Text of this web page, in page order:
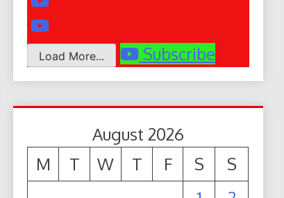
Load More... Subscribe
August 2026
M
T W T F S
S